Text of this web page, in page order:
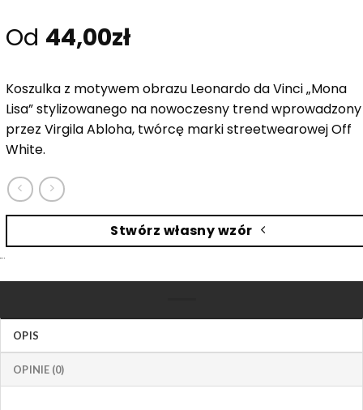
Od 44,00zł
Koszulka z motywem obrazu Leonardo da Vinci „Mona
Lisa” stylizowanego na nowoczesny trend wprowadzony
przez Virgila Abloha, twórcę marki streetwearowej Off
White.
Stwórz własny wzór
OPIS
OPINIE (0)